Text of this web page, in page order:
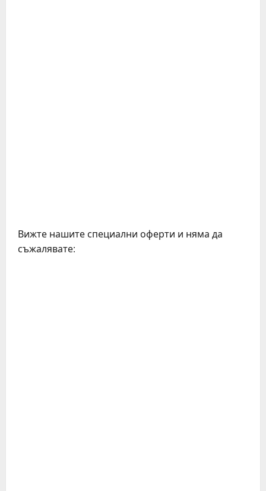
Вижте нашите специални оферти и няма да
съжалявате: